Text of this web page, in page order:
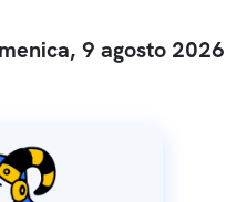
9 agosto 2026